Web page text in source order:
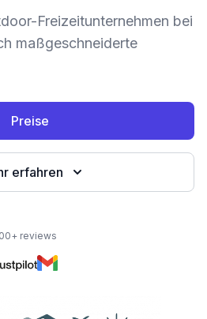
Freizeitunternehmen bei
maßgeschneiderte
Preise
erfahren
reviews